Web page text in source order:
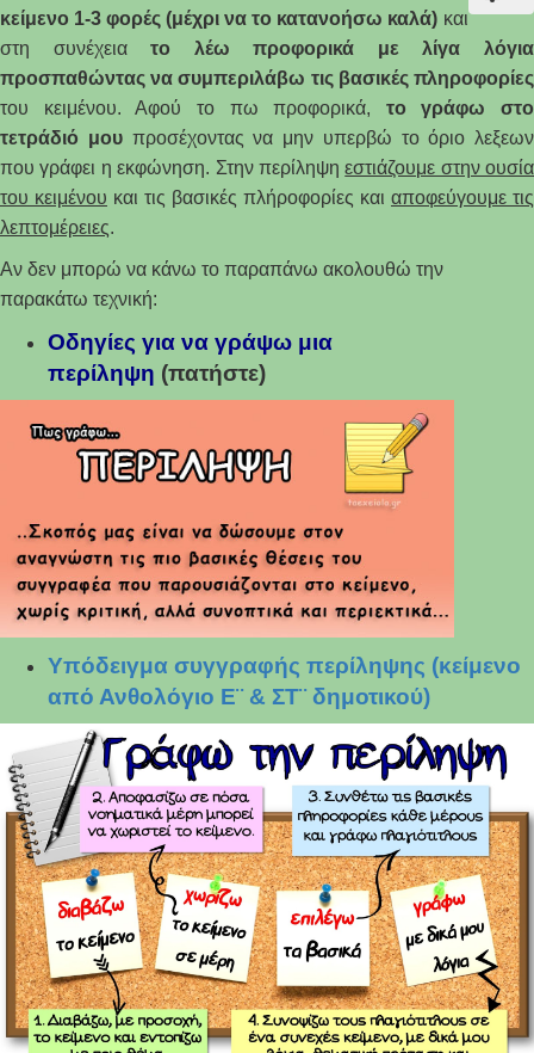
κείμενο 1-3 φορές (μέχρι να το κατανοήσω καλά) και
στη συνέχειατο λέω προφορικά με λίγα λόγια
προσπαθώντας να συμπεριλάβω τις βασικές πληροφορίες
του κειμένου. Αφού το πω προφορικά, το γράφω στο
τετράδιό μουπροσέχοντας να μην υπερβώ το όριο λεξεων
που γράφει η εκφώνηση. Στην περίληψηεστιάζουμε στην ουσία
του κειμένου και τις βασικές πλήροφορίες και αποφεύγουμε τις
λεπτομέρειες.
Αν δεν μπορώ να κάνω το παραπάνω ακολουθώ την
παρακάτω τεχνική:
Οδηγίες για να γράψω μια
περίληψη (πατήστε)
Υπόδειγμα συγγραφής περίληψης (κείμενο
από Ανθολόγιο Ε¨ & ΣΤ¨ δημοτικού)